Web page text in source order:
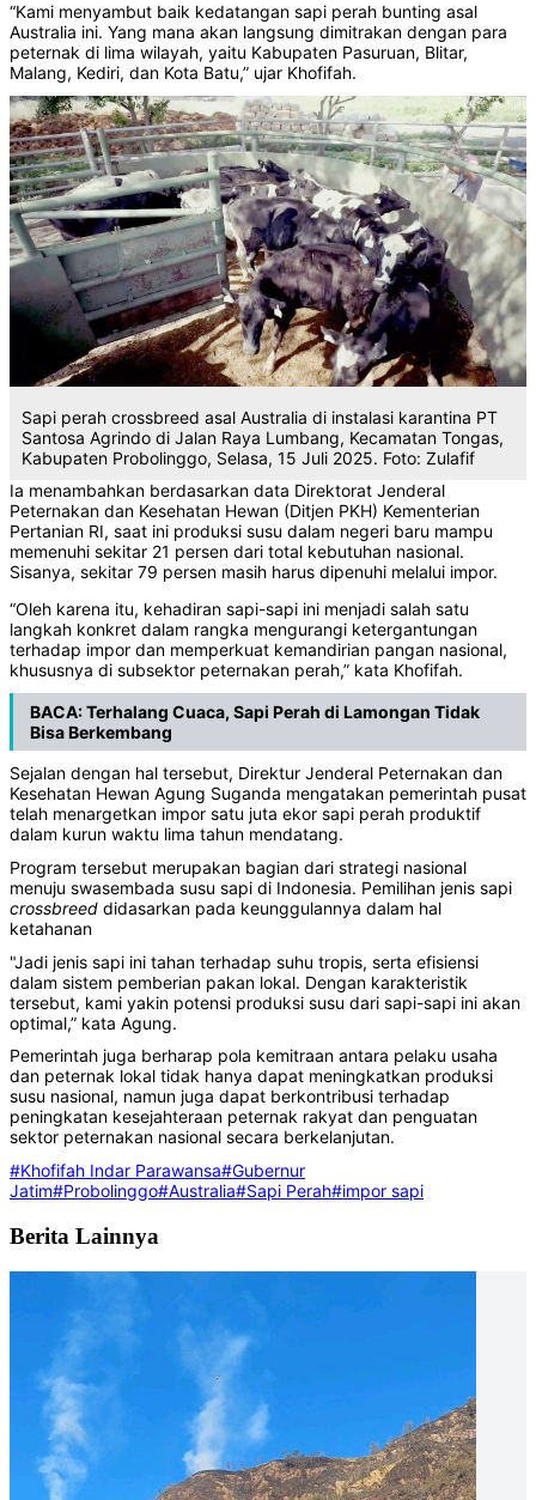
“Kami menyambut baik kedatangan sapi perah bunting asal
Australia ini. Yang mana akan langsung dimitrakan dengan para
peternak di lima wilayah, yaitu Kabupaten Pasuruan, Blitar,
Malang, Kediri, dan Kota Batu,” ujar Khofifah.
Sapi perah crossbreed asal Australia di instalasi karantina PT
Santosa Agrindo di Jalan Raya Lumbang, Kecamatan Tongas,
Kabupaten Probolinggo, Selasa, 15 Juli 2025. Foto: Zulafif
Ia menambahkan berdasarkan data Direktorat Jenderal
Peternakan dan Kesehatan Hewan (Ditjen PKH) Kementerian
Pertanian RI, saat ini produksi susu dalam negeri baru mampu
memenuhi sekitar 21 persen dari total kebutuhan nasional.
Sisanya, sekitar 79 persen masih harus dipenuhi melalui impor.
“Oleh karena itu, kehadiran sapi-sapi ini menjadi salah satu
langkah konkret dalam rangka mengurangi ketergantungan
terhadap impor dan memperkuat kemandirian pangan nasional,
khususnya di subsektor peternakan perah,” kata Khofifah.
BACA:Terhalang Cuaca, Sapi Perah di Lamongan Tidak
Bisa Berkembang
Sejalan dengan hal tersebut, Direktur Jenderal Peternakan dan
Kesehatan Hewan Agung Suganda mengatakan pemerintah pusat
telah menargetkan impor satu juta ekor sapi perah produktif
dalam kurun waktu lima tahun mendatang.
Program tersebut merupakan bagian dari strategi nasional
menuju swasembada susu sapi di Indonesia. Pemilihan jenis sapi
crossbreed didasarkan pada keunggulannya dalam hal
ketahanan
"Jadi jenis sapi ini tahan terhadap suhu tropis, serta efisiensi
dalam sistem pemberian pakan lokal. Dengan karakteristik
tersebut, kami yakin potensi produksi susu dari sapi-sapi ini akan
optimal,” kata Agung.
Pemerintah juga berharap pola kemitraan antara pelaku usaha
dan peternak lokal tidak hanya dapat meningkatkan produksi
susu nasional, namun juga dapat berkontribusi terhadap
peningkatan kesejahteraan peternak rakyat dan penguatan
sektor peternakan nasional secara berkelanjutan.
#Khofifah Indar Parawansa#Gubernur
Jatim#Probolinggo#Australia#Sapi Perah#impor sapi
Berita Lainnya